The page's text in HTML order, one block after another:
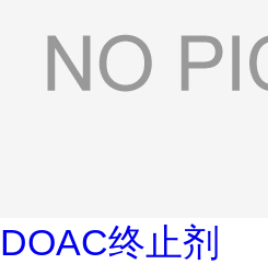
DOAC终止剂